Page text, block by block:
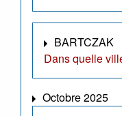
BARTCZAK
Dans quelle
Octobre 2025